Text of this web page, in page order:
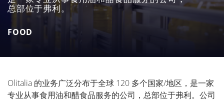
总部位于弗利。
FOOD
Olitalia 的业务广泛分布于全球 120 多个国家/地区，是一家
专业从事食用油和醋食品服务的公司，总部位于弗利。公司